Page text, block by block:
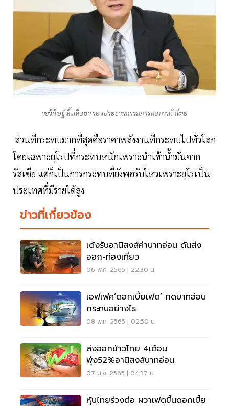
ายวิศิษฐ์ ลิ้มลือชา รองประธานกรรมการหอการค้าไทย
ส่วนที่กระทบมากที่สุดคือราคาพลังงานที่กระทบไปทั่วโลก
โดยเฉพาะยุโรปที่กระทบหนักเพราะนำเข้าน้ำมันจาก
รัสเซีย แต่ก็เป็นการกระทบที่ยังพอรับไหวเพราะยุโรเป็น
ประเทศที่มีรายได้สูง
ข่าวที่เกี่ยวข้อง
เด้งรับอานิสงส์ค่าบาทอ่อน ดันส่ง
ออก-ท่องเที่ยว
06 พ.ค. 2565 | 22:30 น.
เอฟเฟค‘ดอกเบี้ยเฟด’ กดบาทอ่อน
กระทบอย่างไร
08 พ.ค. 2565 | 02:50 น.
ส่งออกข้าวไทย 4เดือน
พุ่ง52%อานิสงส์บาทอ่อน
07 มิ.ย. 2565 | 04:37 น.
หุ้นไทยร่วงต่อ ผวาเฟดขึ้นดอกเบี้ย